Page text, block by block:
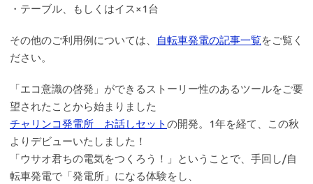
・テーブル、もしくはイス×1台
その他のご利用例については、 自転車発電の記事一覧をご覧く
ださい。
「エコ意識の啓発」ができるストーリー性のあるツールをご要
望されたことから始まりました
チャリンコ発電所 お話しセットの開発。1年を経て、この秋
よりデビューいたしました！
「ウサオ君ちの電気をつくろう！」ということで、手回し/自
転車発電で「発電所」になる体験をし、